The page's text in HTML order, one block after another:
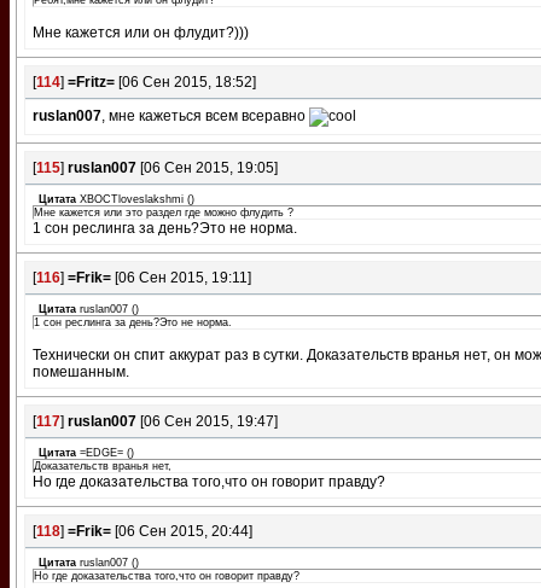
Мне кажется или он флудит?)))
[114] =Fritz= [06 Сен 2015, 18:52]
ruslan007, мне кажеться всем всеравно
[115] ruslan007 [06 Сен 2015, 19:05]
Цитата XBOCTloveslakshmi ()
Мне кажется или это раздел где можно флудить ?
1 сон реслинга за день?Это не норма.
[116] =Frik= [06 Сен 2015, 19:11]
Цитата ruslan007 ()
1 сон реслинга за день?Это не норма.
Технически он спит аккурат раз в сутки. Доказательств вранья нет, он
помешанным.
[117] ruslan007 [06 Сен 2015, 19:47]
Цитата =EDGE= ()
Доказательств вранья нет,
Но где доказательства того,что он говорит правду?
[118] =Frik= [06 Сен 2015, 20:44]
Цитата ruslan007 ()
Но где доказательства того,что он говорит правду?